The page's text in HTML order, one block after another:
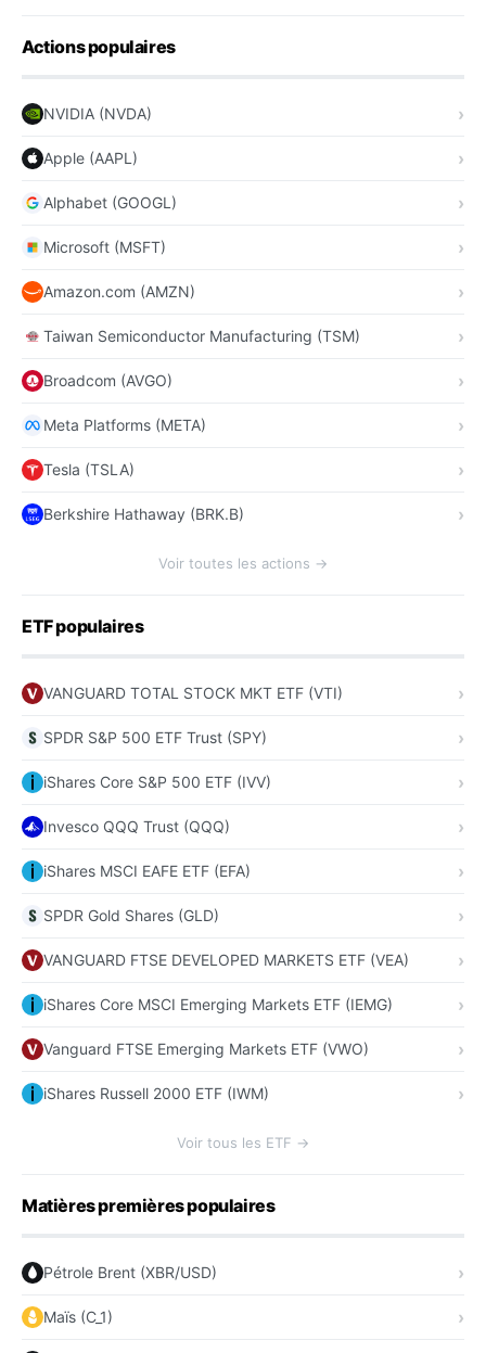
Actions populaires
NVIDIA (NVDA)
Apple (AAPL)
Alphabet (GOOGL)
Microsoft (MSFT)
Amazon.com (AMZN)
Taiwan Semiconductor Manufacturing (TSM)
Broadcom (AVGO)
Meta Platforms (META)
Tesla (TSLA)
Berkshire Hathaway (BRK.B)
Voir toutes les actions →
ETF populaires
VANGUARD TOTAL STOCK MKT ETF (VTI)
SPDR S&P 500 ETF Trust (SPY)
iShares Core S&P 500 ETF (IVV)
Invesco QQQ Trust (QQQ)
iShares MSCI EAFE ETF (EFA)
SPDR Gold Shares (GLD)
VANGUARD FTSE DEVELOPED MARKETS ETF (VEA)
iShares Core MSCI Emerging Markets ETF (IEMG)
Vanguard FTSE Emerging Markets ETF (VWO)
iShares Russell 2000 ETF (IWM)
Voir tous les ETF →
Matières premières populaires
Pétrole Brent (XBR/USD)
Maïs (C_1)